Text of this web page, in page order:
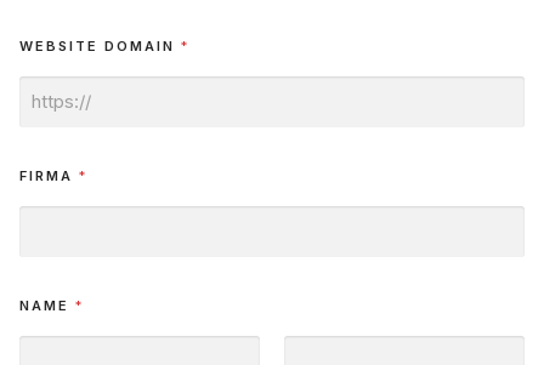
WEBSITE DOMAIN *
FIRMA *
NAME *